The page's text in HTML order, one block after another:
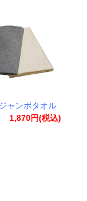
ャンボタオル
1,870円(税込)